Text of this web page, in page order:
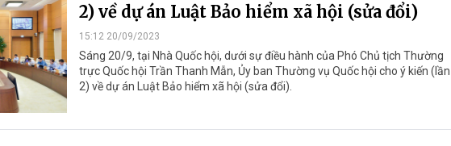
2) về dự án Luật Bảo hiểm xã hội (sửa đổi)
15:12 20/09/2023
Sáng 20/9, tại Nhà Quốc hội, dưới sự điều hành của Phó Chủ tịch Thường
trực Quốc hội Trần Thanh Mẫn, Ủy ban Thường vụ Quốc hội cho ý kiến (lần
2) về dự án Luật Bảo hiểm xã hội (sửa đổi).